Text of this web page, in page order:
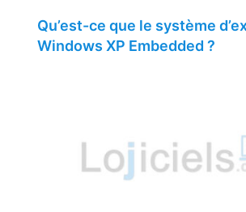
Qu’est-ce que le système
Windows XP Embedded ?